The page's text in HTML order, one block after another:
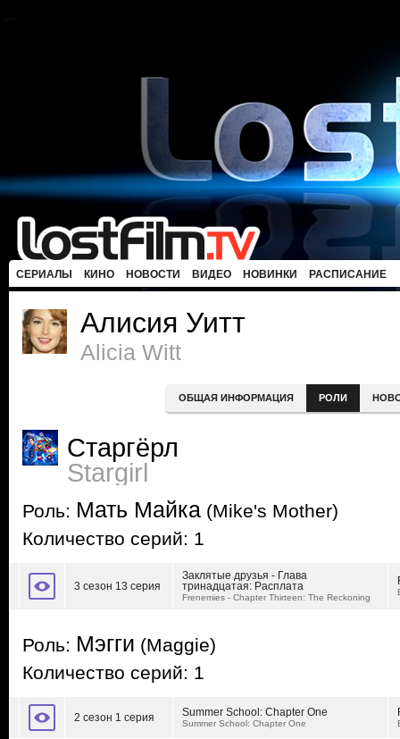
СЕРИАЛЫ КИНО НОВОСТИ ВИДЕО НОВИНКИ РАСПИСАНИЕ
Алисия Уитт
Alicia Witt
ОБЩАЯ ИНФОРМАЦИЯ РОЛИ
Старгёрл
Stargirl
Роль: Мать Майка (Mike's Mother)
Количество серий: 1
3 сезон 13 серия
Заклятые друзья - Глава
тринадцатая: Расплата
Frenemies - Chapter Thirteen: The Reckoning
Роль: Мэгги (Maggie)
Количество серий: 1
2 сезон 1 серия Summer School: Chapter One
Summer School: Chapter One